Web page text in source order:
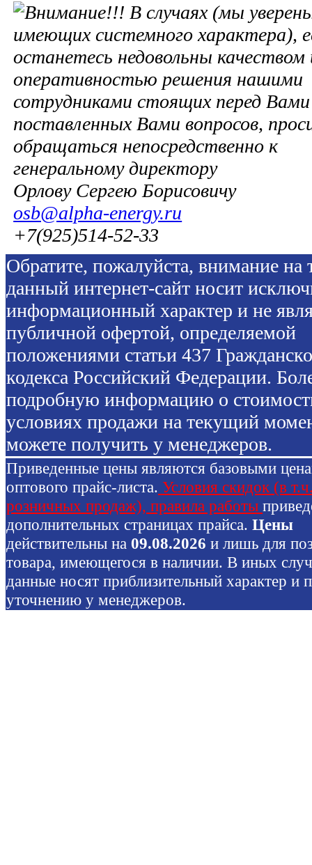
В случаях (мы
имеющих системного характера),
останетесь недовольны качеством
оперативностью решения нашими
сотрудниками стоящих перед Вами
поставленных Вами вопросов,
обращаться непосредственно к
генеральному директору
Орлову Сергею Борисовичу
osb@alpha-energy.ru
+7(925)514-52-33
Обратите, пожалуйста, внимание на
данный интернет-сайт носит
информационный характер и не
публичной офертой, определяемой
положениями статьи 437
кодекса Российский Федерации.
подробную информацию о
условиях продажи на текущий
можете получить у менеджеров.
Приведенные цены являются базовыми
оптового прайс-листа. Условия скидок (в
розничных продаж), правила работы
дополнительных страницах прайса. Цены
действительны на 09.08.2026 и лишь для
товара, имеющегося в наличии. В иных
данные носят приблизительный характер и
уточнению у менеджеров.